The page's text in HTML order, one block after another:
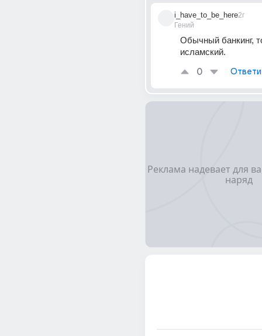
i_have_to_be_here
Гений
2г
Обычный банкинг,
исламский.
0